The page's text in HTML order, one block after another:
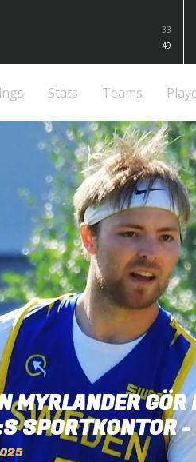
33
49
Stats Teams
MYRLANDER
SPORTKONTOR